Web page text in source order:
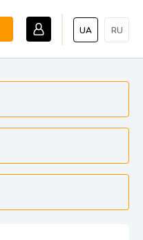
UA RU